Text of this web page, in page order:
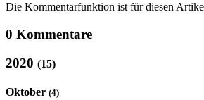
Die Kommentarfunktion ist für diesen
0 Kommentare
2020 (15)
Oktober (4)